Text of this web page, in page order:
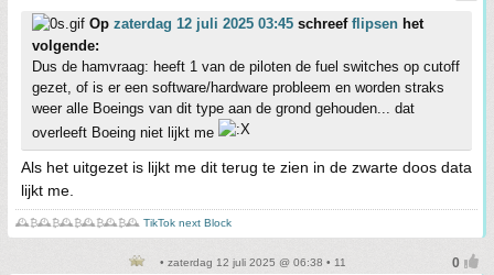
Op zaterdag 12 juli 2025 03:45 schreef flipsen het
volgende:
Dus de hamvraag: heeft 1 van de piloten de fuel switches op cutoff
gezet, of is er een software/hardware probleem en worden straks
weer alle Boeings van dit type aan de grond gehouden... dat
overleeft Boeing niet lijkt me
Als het uitgezet is lijkt me dit terug te zien in de zwarte doos data
lijkt me.
🕰️₿🕰️₿🕰️₿🕰️₿🕰️₿🕰️ TikTok next Block
• zaterdag 12 juli 2025 @ 06:38 • 11